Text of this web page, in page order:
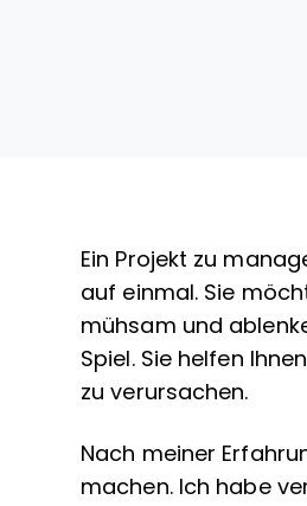
Ein Projekt zu
auf einmal. Sie
mühsam und
Spiel. Sie helfen
zu verursachen.
Nach meiner
machen. Ich habe